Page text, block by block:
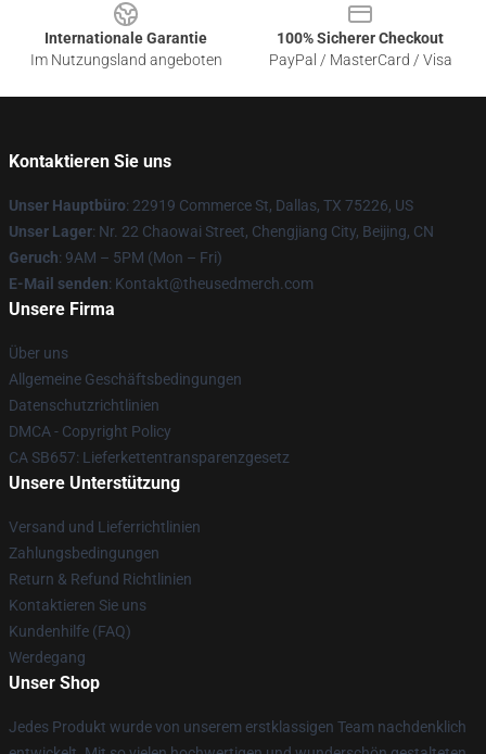
Internationale Garantie
Im Nutzungsland angeboten
100% Sicherer Checkout
PayPal / MasterCard / Visa
Kontaktieren Sie uns
Unser Hauptbüro: 22919 Commerce St, Dallas, TX 75226, US
Unser Lager: Nr. 22 Chaowai Street, Chengjiang City, Beijing, CN
Geruch: 9AM – 5PM (Mon – Fri)
E-Mail senden: Kontakt@theusedmerch.com
Unsere Firma
Über uns
Allgemeine Geschäftsbedingungen
Datenschutzrichtlinien
DMCA - Copyright Policy
CA SB657: Lieferkettentransparenzgesetz
Unsere Unterstützung
Versand und Lieferrichtlinien
Zahlungsbedingungen
Return & Refund Richtlinien
Kontaktieren Sie uns
Kundenhilfe (FAQ)
Werdegang
Unser Shop
Jedes Produkt wurde von unserem erstklassigen Team nachdenklich